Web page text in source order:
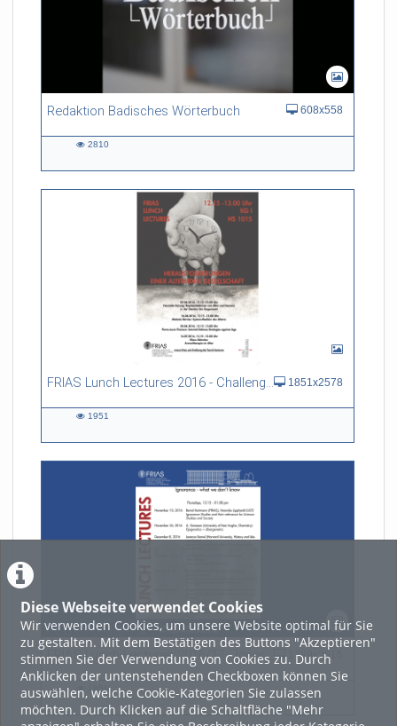
Diese Webseite verwendet Cookies
Wir verwenden Cookies, um unsere Website optimal für Sie
zu gestalten. Mit dem Bestätigen des Buttons "Akzeptieren"
stimmen Sie der Verwendung von Cookies zu. Durch
Anklicken der untenstehenden Checkboxen können Sie
auswählen, welche Cookie-Kategorien Sie zulassen
möchten. Durch Klicken auf die Schaltfläche "Mehr
Redaktion Badisches Wörterbuch 608x558
2810
FRIAS Lunch Lectures 2016 - Challenges of an Ageing Society 1851x2578
1951
FRIAS Lunch Lectures 2016/17 - Ignorance - what we don't know 1789x2515
1856
1856
views